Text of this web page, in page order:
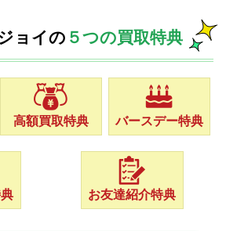
ョイの ５つの買取特典
高額買取特典 バースデー特典
お友達紹介特典